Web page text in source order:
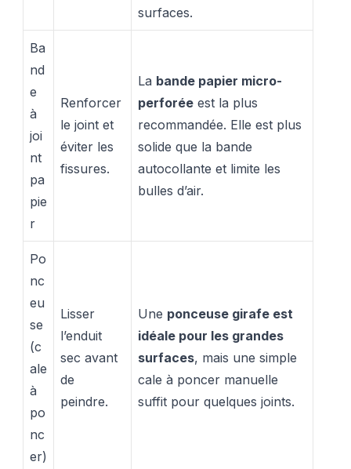
surfaces.
Ba
nd
e
à
joi
nt
pa
pie
r
Renforcer
le joint et
éviter les
fissures.
La bande papier micro-
perforée est la plus
recommandée. Elle est plus
solide que la bande
autocollante et limite les
bulles d’air.
Po
nc
eu
se
(c
ale
à
po
nc
er)
Lisser
l’enduit
sec avant
de
peindre.
Une ponceuse girafe est
idéale pour les grandes
surfaces, mais une simple
cale à poncer manuelle
suffit pour quelques joints.